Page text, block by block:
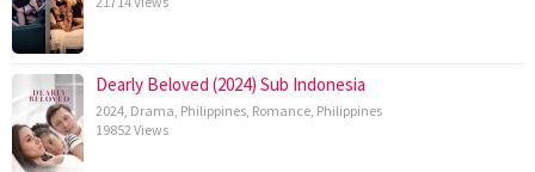
Dearly Beloved (2024) Sub Indonesia
2024 Drama Philippines Romance Philippines
19852 Views